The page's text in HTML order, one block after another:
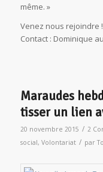
même. »
Venez nous rejoindre !
Contact : Dominique
Maraudes
tisser un lien
20 novembre 2015 / 2
social, Volontariat / par